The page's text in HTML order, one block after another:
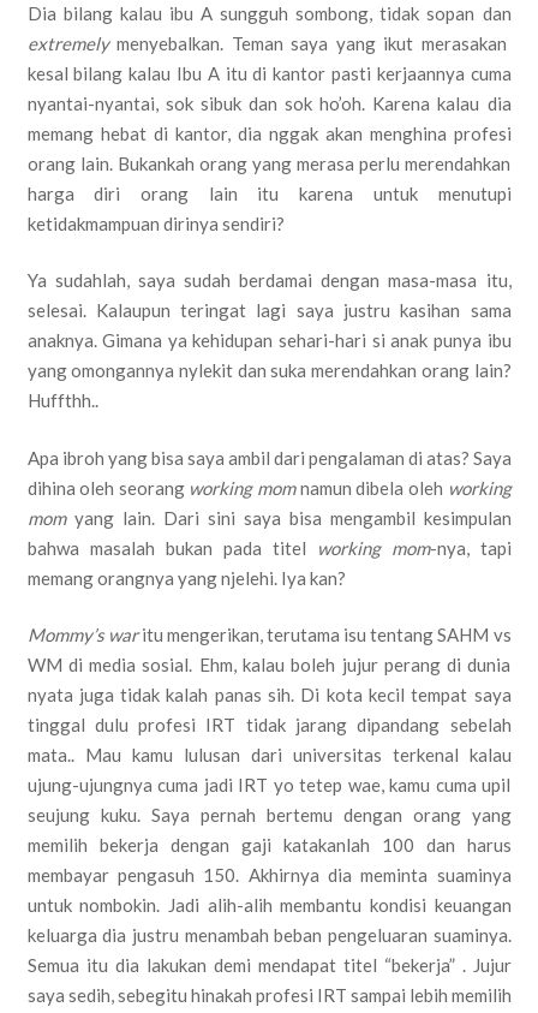
Dia bilang kalau ibu A sungguh sombong, tidak sopan dan
extremelymenyebalkan. Teman saya yang ikut merasakan
kesal bilang kalau Ibu A itu di kantor pasti kerjaannya cuma
nyantai-nyantai, sok sibuk dan sok ho’oh. Karena kalau dia
memang hebat di kantor, dia nggak akan menghina profesi
orang lain. Bukankah orang yang merasa perlu merendahkan
harga diri orang lain itu karena untuk menutupi
ketidakmampuan dirinya sendiri?
Ya sudahlah, saya sudah berdamai dengan masa-masa itu,
selesai. Kalaupun teringat lagi saya justru kasihan sama
anaknya. Gimana ya kehidupan sehari-hari si anak punya ibu
yang omongannya nylekit dan suka merendahkan orang lain?
Huffthh..
Apa ibroh yang bisa saya ambil dari pengalaman di atas? Saya
dihina oleh seorang working momnamun dibela oleh working
momyang lain. Dari sini saya bisa mengambil kesimpulan
bahwa masalah bukan pada titel
working mom-nya, tapi
memang orangnya yang njelehi. Iya kan?
Mommy’s waritu mengerikan, terutama isu tentang SAHM vs
WM di media sosial. Ehm, kalau boleh jujur perang di dunia
nyata juga tidak kalah panas sih. Di kota kecil tempat saya
tinggal dulu profesi IRT tidak jarang dipandang sebelah
mata.. Mau kamu lulusan dari universitas terkenal kalau
ujung-ujungnya cuma jadi IRT yo tetep wae, kamu cuma upil
seujung kuku. Saya pernah bertemu dengan orang yang
memilih bekerja dengan gaji katakanlah 100 dan harus
membayar pengasuh 150. Akhirnya dia meminta suaminya
untuk nombokin. Jadi alih-alih membantu kondisi keuangan
keluarga dia justru menambah beban pengeluaran suaminya.
Semua itu dia lakukan demi mendapat titel “bekerja” . Jujur
saya sedih, sebegitu hinakah profesi IRT sampai lebih memilih